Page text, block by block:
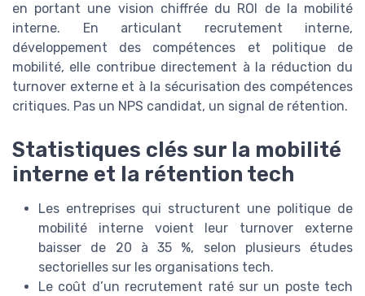
en portant une vision chiffrée du ROI de la mobilité
interne. En articulant recrutement interne,
développement des compétences et politique de
mobilité, elle contribue directement à la réduction du
turnover externe et à la sécurisation des compétences
critiques. Pas un NPS candidat, un signal de rétention.
Statistiques clés sur la mobilité
interne et la rétention tech
Les entreprises qui structurent une politique de
mobilité interne voient leur turnover externe
baisser de 20 à 35 %, selon plusieurs études
sectorielles sur les organisations tech.
Le coût d’un recrutement raté sur un poste tech